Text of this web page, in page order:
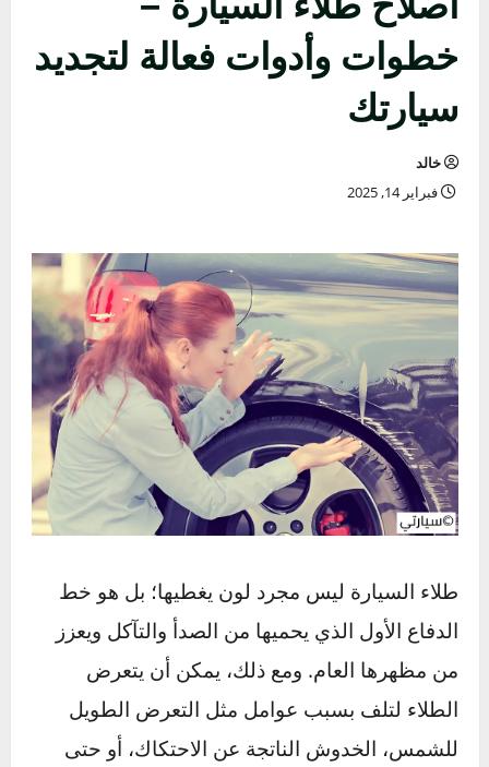
اصلاح طلاء السيارة –
خطوات وأدوات فعالة لتجديد
سيارتك
طلاء السيارة ليس مجرد لون يغطيها؛ بل هو خط
الدفاع الأول الذي يحميها من الصدأ والتآكل ويعزز
من مظهرها العام. ومع ذلك، يمكن أن يتعرض